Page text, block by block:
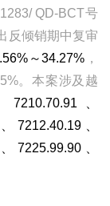
QD-BCT号
反倾销期中复审
～34.27% ，
。本案涉及越
、
7212.40.19、
7225.99.90、